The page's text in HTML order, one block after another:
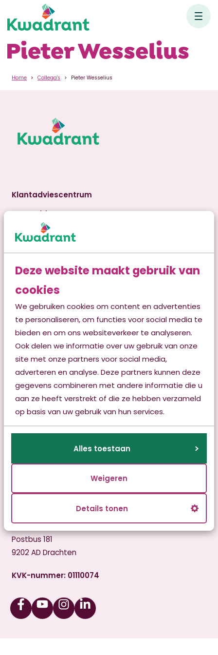
Deze website maakt gebruik van
cookies
We gebruiken cookies om content en advertenties
te personaliseren, om functies voor social media te
bieden en om ons websiteverkeer te analyseren.
Ook delen we informatie over uw gebruik van onze
site met onze partners voor social media,
adverteren en analyse. Deze partners kunnen deze
gegevens combineren met andere informatie die u
aan ze heeft verstrekt of die ze hebben verzameld
op basis van uw gebruik van hun services.
Alles toestaan
Weigeren
Details tonen
Pieter Wesselius
Home Collega's Pieter Wesselius
Klantadviescentrum
Aanmelden
Bekijk onze locaties
Info voor verwijzers
Contact
Klachten
Vacatures
Nieuws
Publicaties & brochures
Info voor verwijzers
Medezeggenschap
Zonnedauw 7
Postadres
Postbus 181
9202 AD Drachten
KVK-nummer: 01110074
FacebookYoutubeInstagramLinkedin